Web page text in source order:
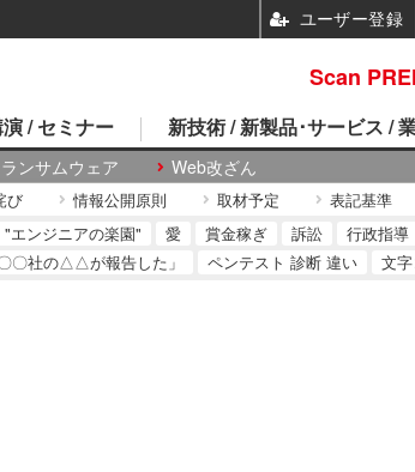
ランサムウェア Web改ざん
/ セミナー 新技術 / 新製品･サービス /
び 情報公開原則 取材予定 表記基準
"エンジニアの楽園" 愛 賞金稼ぎ 訴訟 行政指導
〇社の△△が報告した」
ペンテスト 診断 違い 文
Scan
ユーザー登録